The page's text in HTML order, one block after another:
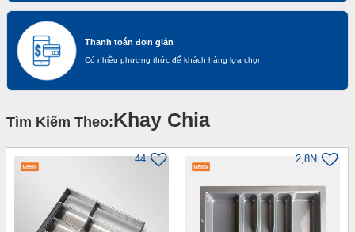
Thanh toán đơn giản
Có nhiều phương thức để khách hàng lựa chọn
Tìm Kiếm Theo:Khay Chia
44 2,8N